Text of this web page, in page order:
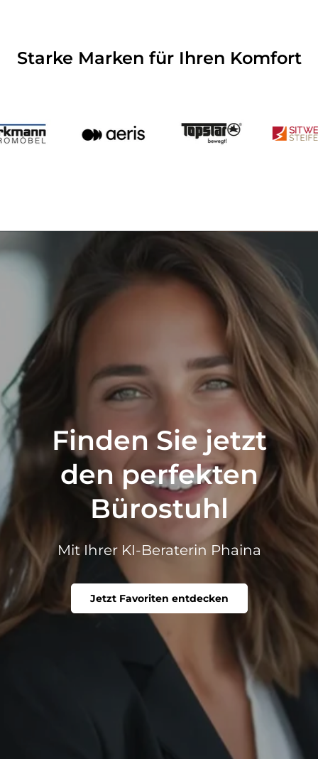
Starke Marken für Ihren Komfort
Finden Sie jetzt
den perfekten
Bürostuhl
Mit Ihrer KI-Beraterin Phaina
Jetzt Favoriten entdecken